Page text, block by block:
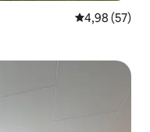
Évaluation
4,98 (57)